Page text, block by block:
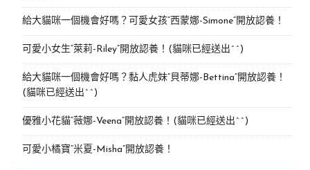
給大貓咪一個機會好嗎？可愛女孩“西蒙娜-Simone“開放認養！
可愛小女生“萊莉-Riley”開放認養！(貓咪已經送出^^)
給大貓咪一個機會好嗎？黏人虎妹“貝蒂娜-Bettina”開放認養！
(貓咪已經送出^^)
優雅小花貓“薇娜-Veena”開放認養！(貓咪已經送出^^)
可愛小橘寶”米夏-Misha”開放認養！